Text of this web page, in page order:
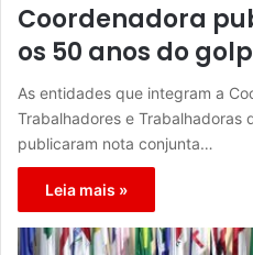
Coordenadora
os 50 anos do
As entidades que integram a
Trabalhadores e Trabalhadoras
publicaram nota conjunta…
Leia mais »